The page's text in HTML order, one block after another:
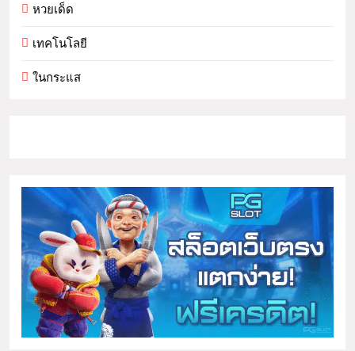
หวยเด็ด
เทคโนโลยี
ในกระแส